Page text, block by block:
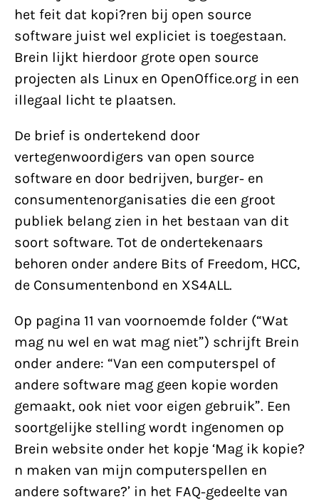
het feit dat kopi?ren bij open source
software juist wel expliciet is toegestaan.
Brein lijkt hierdoor grote open source
projecten als Linux en OpenOffice.org in een
illegaal licht te plaatsen.
De brief is ondertekend door
vertegenwoordigers van open source
software en door bedrijven, burger- en
consumentenorganisaties die een groot
publiek belang zien in het bestaan van dit
soort software. Tot de ondertekenaars
behoren onder andere Bits of Freedom, HCC,
de Consumentenbond en XS4ALL.
Op pagina 11 van voornoemde folder (“Wat
mag nu wel en wat mag niet”) schrijft Brein
onder andere: “Van een computerspel of
andere software mag geen kopie worden
gemaakt, ook niet voor eigen gebruik”. Een
soortgelijke stelling wordt ingenomen op
Brein website onder het kopje ‘Mag ik kopie?
n maken van mijn computerspellen en
andere software?’ in het FAQ-gedeelte van